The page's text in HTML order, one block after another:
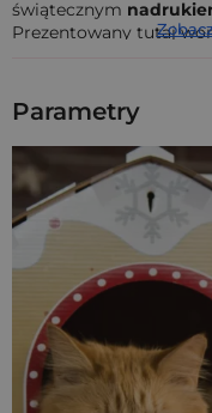
świątecznym
Prezentowany tutaj
Szykując prezenty
też o swoim małym,
piękną oprawę tego
przygotowaliśmy
nadrukiem
opakowanie na
miłośników kotów
.
mruczał kolędy pod
Idealny prezent
Parametry